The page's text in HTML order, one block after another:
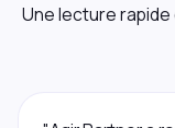
Une lecture rapide